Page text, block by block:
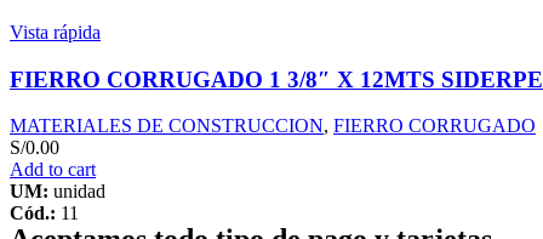
Vista rápida
FIERRO CORRUGADO 1 3/8″ X 12MTS
MATERIALES DE CONSTRUCCION, FIERRO CORRUGADO
S/0.00
Add to cart
UM: unidad
Cód.: 11